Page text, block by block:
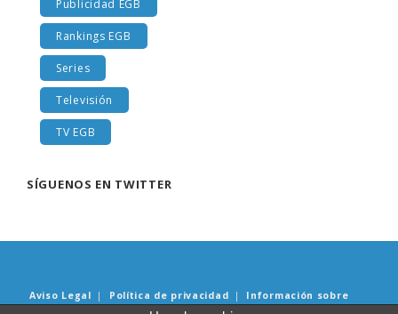
Publicidad EGB
Rankings EGB
Series
Televisión
TV EGB
SÍGUENOS EN TWITTER
Aviso Legal | Política de privacidad | Información sobre